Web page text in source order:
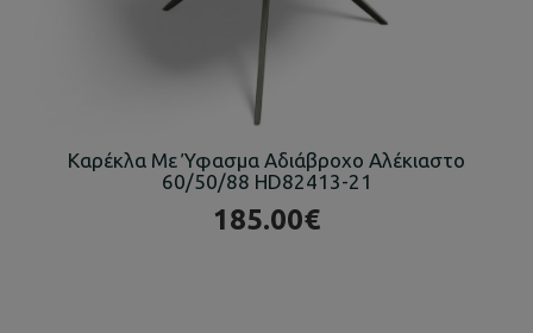
Καρέκλα Με Ύφασμα Αδιάβροχο Αλέκιαστο
60/50/88 HD82413-21
185.00€